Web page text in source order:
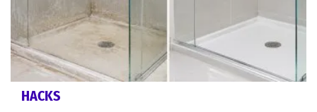
HACKS